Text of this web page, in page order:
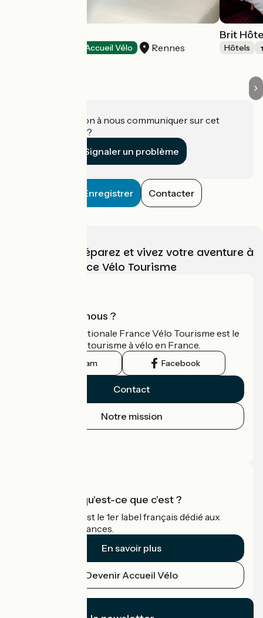
Accueil Vélo Rennes
Brit
Hôtels
Une information à nous communiquer sur cet
établissement ?
Signaler un problème
Enregistrer Contacter
Choisissez, préparez et vivez votre aventure à
vélo avec France Vélo Tourisme
Qui sommes-nous ?
L'association nationale France Vélo Tourisme est le
guide officiel du tourisme à vélo en France.
Instagram Facebook
Contact
Notre mission
Accueil Vélo qu'est-ce que c'est ?
Accueil Vélo c'est le 1er label français dédié aux
cyclistes en vacances.
En savoir plus
Devenir Accueil Vélo